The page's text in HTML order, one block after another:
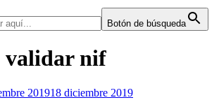
Botón de búsqueda
validar nif
201918 diciembre 2019